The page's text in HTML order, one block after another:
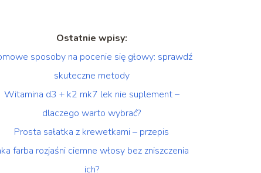
Ostatnie wpisy:
sposoby na pocenie się głowy: sprawdź
skuteczne metody
Witamina d3 + k2 mk7 lek nie suplement –
dlaczego warto wybrać?
Prosta sałatka z krewetkami – przepis
farba rozjaśni ciemne włosy bez zniszczenia
ich?